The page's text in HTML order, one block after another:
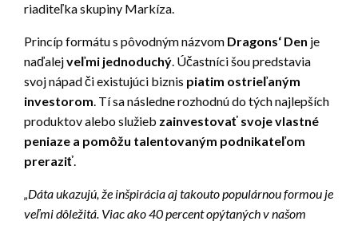
riaditeľka skupiny Markíza.
Princíp formátu s pôvodným názvom Dragons‘ Den je
naďalejveľmi jednoduchý. Účastníci šou predstavia
svoj nápad či existujúci biznis piatim ostrieľaným
investorom. Tí sa následne rozhodnú do tých najlepších
produktov alebo služieb zainvestovať svoje vlastné
peniaze a pomôžu talentovaným podnikateľom
preraziť.
„Dáta ukazujú, že inšpirácia aj takouto populárnou formou je
veľmi dôležitá. Viac ako 40 percent opýtaných v našom